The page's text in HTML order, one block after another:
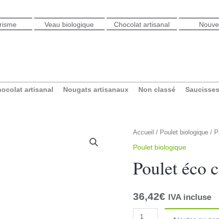
Veau biologique Chocolat artisanal
artisanal Nougats artisanaux Non classé
Accueil / Poulet biologique /
Poulet biologique
Poulet éco
36,42€ IVA incluse
quantité